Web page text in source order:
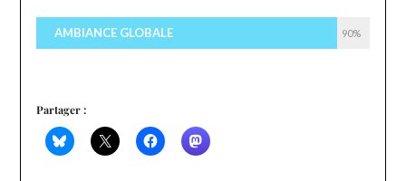
AMBIANCE GLOBALE 90%
Partager :